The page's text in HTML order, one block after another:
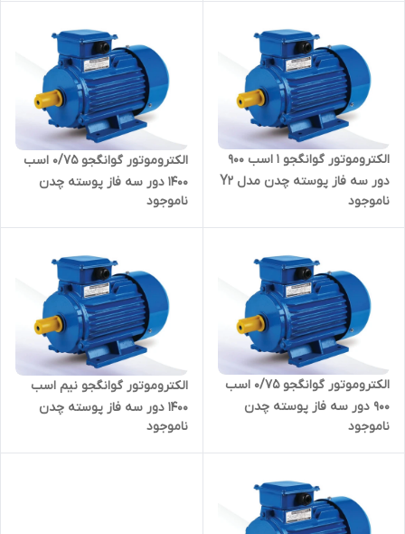
الکتروموتور گوانگجو 1 اسب 900
دور سه فاز پوسته چدن مدل Y2
ترمینال بالا
ناموجود
الکتروموتور گوانگجو 0/75 اسب
1400 دور سه فاز پوسته چدن
مدل Y2 ترمینال بالا
ناموجود
الکتروموتور گوانگجو 0/75 اسب
900 دور سه فاز پوسته چدن
مدل Y2 ترمینال بالا
ناموجود
الکتروموتور گوانگجو نیم اسب
1400 دور سه فاز پوسته چدن
مدل Y2 ترمینال بالا
ناموجود